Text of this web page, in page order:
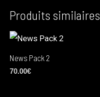
Produits similaires
News Pack 2
70.00€